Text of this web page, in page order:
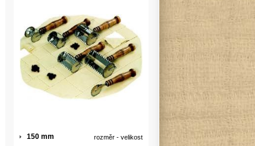
rozměr - velikost
150 mm